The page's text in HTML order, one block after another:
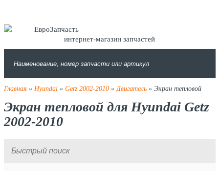
интернет-магазин запчастей
Главная » Hyundai» Getz 2002-2010»Двигатель» Экран тепловой
Экран тепловой для Hyundai Getz
2002-2010